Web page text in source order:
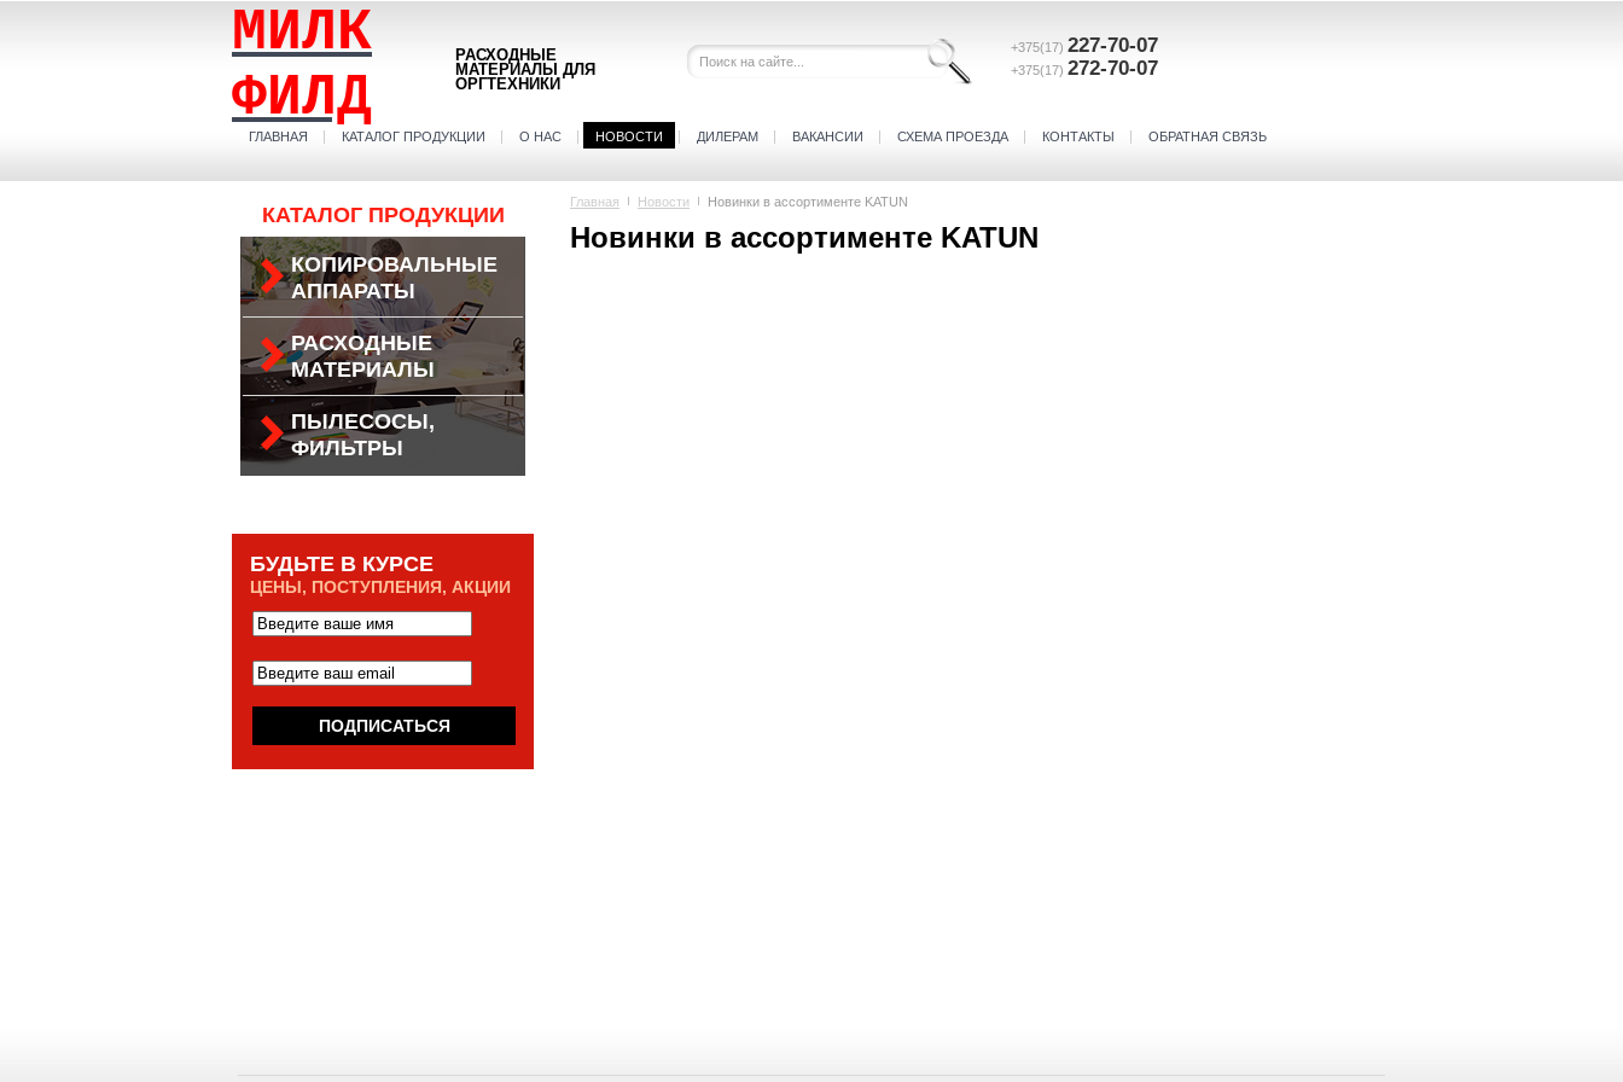
МИЛК
ФИЛД
РАСХОДНЫЕ
МАТЕРИАЛЫ ДЛЯ
ОРГТЕХНИКИ
+375(17) 227-70-07
+375(17) 272-70-07
ГЛАВНАЯ КАТАЛОГ ПРОДУКЦИИ О НАС НОВОСТИ ДИЛЕРАМ ВАКАНСИИ СХЕМА ПРОЕЗДА КОНТАКТЫ ОБРАТНАЯ СВЯЗЬ
КАТАЛОГ ПРОДУКЦИИ
КОПИРОВАЛЬНЫЕ
АППАРАТЫ
РАСХОДНЫЕ
МАТЕРИАЛЫ
ПЫЛЕСОСЫ,
ФИЛЬТРЫ
БУДЬТЕ В КУРСЕ
ЦЕНЫ, ПОСТУПЛЕНИЯ, АКЦИИ
Главная Новости Новинки в ассортименте KATUN
Новинки в ассортименте KATUN